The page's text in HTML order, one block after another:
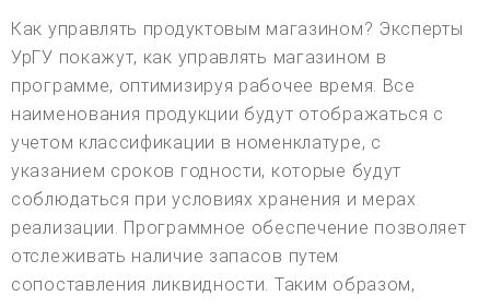
Как управлять продуктовым магазином? Эксперты
УрГУ покажут, как управлять магазином в
программе, оптимизируя рабочее время. Все
наименования продукции будут отображаться с
учетом классификации в номенклатуре, с
указанием сроков годности, которые будут
соблюдаться при условиях хранения и мерах
реализации. Программное обеспечение позволяет
отслеживать наличие запасов путем
сопоставления ликвидности. Таким образом,